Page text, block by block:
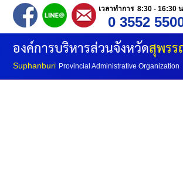
เวลาทำการ 8:30 - 16:30
0 3552
องค์การบริหารส่วนจังหวัดสุพร
Suphanburi Provincial Administrative Organization
จ
ค์กร